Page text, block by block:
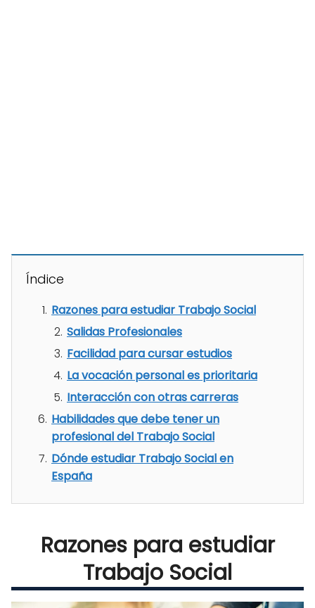
Índice
Razones para estudiar Trabajo Social
Salidas Profesionales
Facilidad para cursar estudios
La vocación personal es prioritaria
Interacción con otras carreras
Habilidades que debe tener un
profesional del Trabajo Social
Dónde estudiar Trabajo Social en
España
Razones para estudiar
Trabajo Social